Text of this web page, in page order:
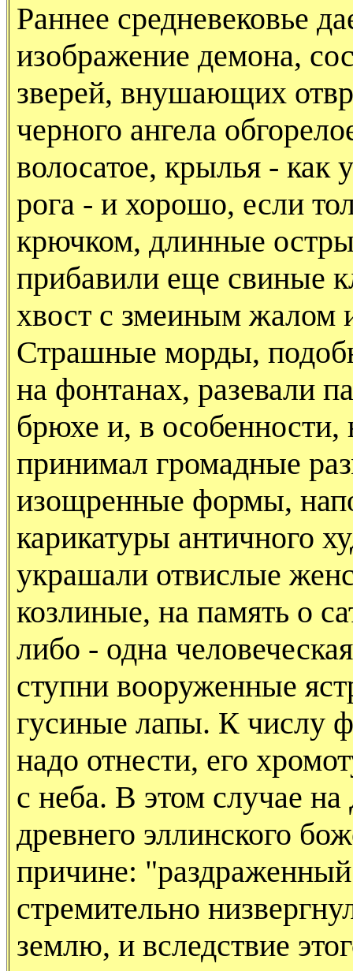
Раннее средневековье
изображение демона,
зверей, внушающих
черного ангела
волосатое, крылья - как
рога - и хорошо, если
крючком, длинные
прибавили еще свиные
хвост с змеиным жалом
Страшные морды,
на фонтанах, разевали
брюхе и, в особенности,
принимал громадные
изощренные формы,
карикатуры античного
украшали отвислые
козлиные, на память о
либо - одна
ступни вооруженные
гусиные лапы. К числу
надо отнести, его
с неба. В этом случае
древнего эллинского
причине: "раздраженный
стремительно
землю, и вследствие